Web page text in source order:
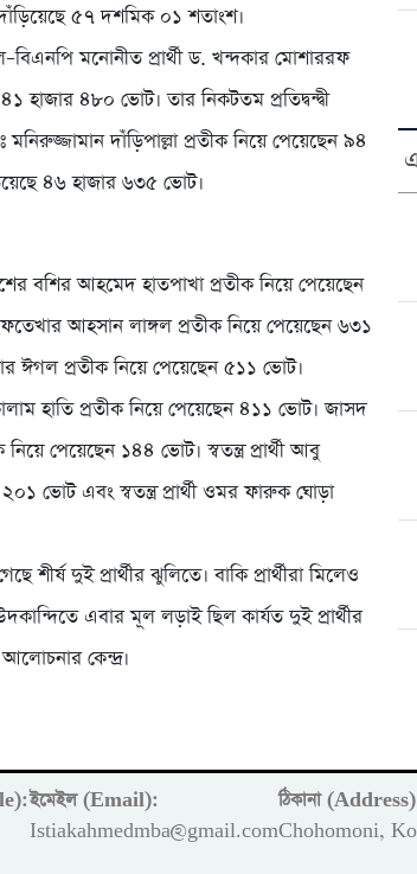
৫৭ দশমিক ০১ শতাংশ।
মনোনীত প্রার্থী ড. খন্দকার মোশাররফ
হাজার ৪৮০ ভোট। তার নিকটতম প্রতিদ্বন্দ্বী
দাঁড়িপাল্লা প্রতীক নিয়ে পেয়েছেন ৯৪
৪৬ হাজার ৬৩৫ ভোট।
বশির আহমেদ হাতপাখা প্রতীক নিয়ে পেয়েছেন
আহসান লাঙ্গল প্রতীক নিয়ে পেয়েছেন ৬৩১
ঈগল প্রতীক নিয়ে পেয়েছেন ৫১১ ভোট।
হাতি প্রতীক নিয়ে পেয়েছেন ৪১১ ভোট। জাসদ
পেয়েছেন ১৪৪ ভোট। স্বতন্ত্র প্রার্থী আবু
ভোট এবং স্বতন্ত্র প্রার্থী ওমর ফারুক ঘোড়া
দুই প্রার্থীর ঝুলিতে। বাকি প্রার্থীরা মিলেও
এবার মূল লড়াই ছিল কার্যত দুই প্রার্থীর
কেন্দ্র।
ইমেইল (Email):
Istiakahmedmba@gmail.com
ঠিকানা
Chohomoni,